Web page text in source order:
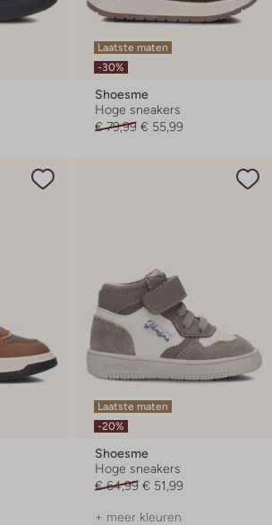
Laatste maten
-30%
Shoesme
Hoge sneakers
€ 79,99 € 55,99
Laatste maten
-20%
Shoesme
Hoge sneakers
€ 64,99 € 51,99
+ meer kleuren